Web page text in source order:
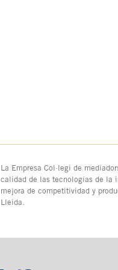
La Empresa Col·legi de
calidad de las tecnologías de la
mejora de competitividad y
Lleida.